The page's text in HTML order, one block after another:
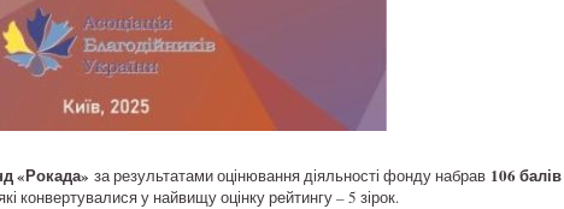
«Рокада» за результатами оцінювання діяльності фонду набрав 106 балів
конвертувалися у найвищу оцінку рейтингу – 5 зірок.